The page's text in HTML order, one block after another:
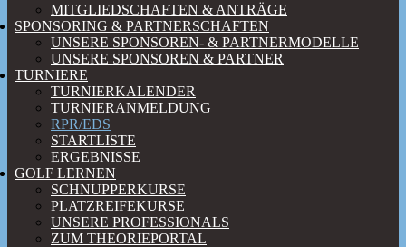
MITGLIEDSCHAFTEN & ANTRÄGE
SPONSORING & PARTNERSCHAFTEN
UNSERE SPONSOREN- & PARTNERMODELLE
UNSERE SPONSOREN & PARTNER
TURNIERE
TURNIERKALENDER
TURNIERANMELDUNG
RPR/EDS
STARTLISTE
ERGEBNISSE
GOLF LERNEN
SCHNUPPERKURSE
PLATZREIFEKURSE
UNSERE PROFESSIONALS
ZUM THEORIEPORTAL